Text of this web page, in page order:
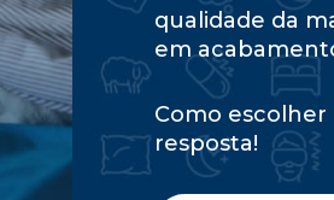
qualidade da
em
Como
resposta!